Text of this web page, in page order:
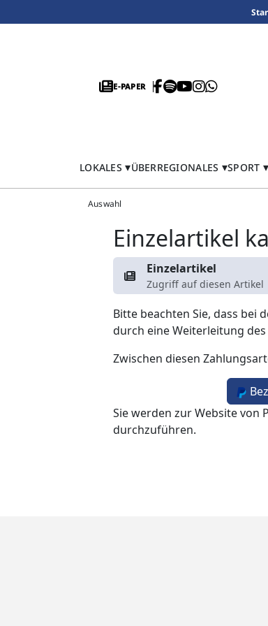
E-PAPER
LOKALES ÜBERREGIONALES SPORT
Auswahl
Einzelartikel
Einzelartikel
Zugriff auf diesen Artikel
Bitte beachten Sie, dass bei
durch eine Weiterleitung
Zwischen diesen
Sie werden zur Website von
durchzuführen.